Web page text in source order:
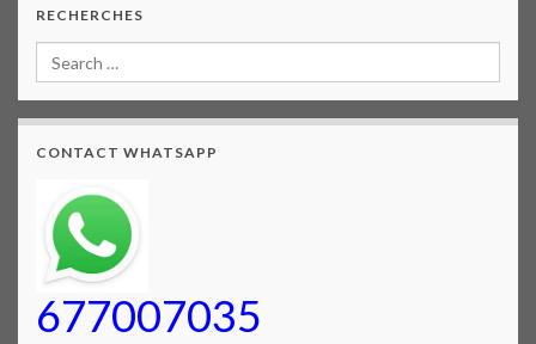
RECHERCHES
CONTACT WHATSAPP
677007035